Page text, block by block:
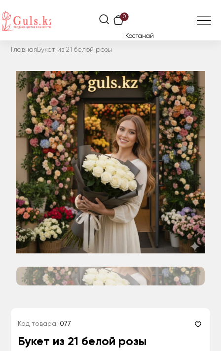
0
Костанай
Главная Букет из 21 белой розы
Код товара: 077
Букет из 21 белой розы